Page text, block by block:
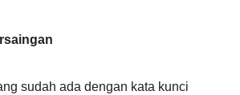
sudah ada dengan kata kunci